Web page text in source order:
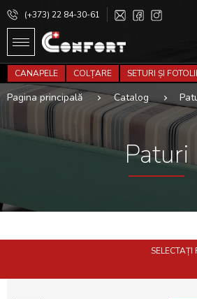
(+373) 22 84-30-61
CANAPELE COLȚARE SETURI ȘI FOTOLII
Pagina principală Catalog
Paturi
SELECTAȚI